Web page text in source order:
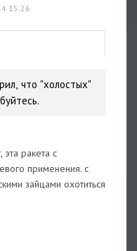
15:26
что "холостых"
ракета с
применения. с
зайцами охотиться